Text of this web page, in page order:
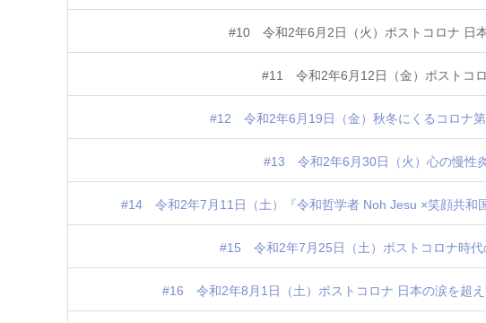
#10 令和2年6月2日（火）ポストコロナ 日
#11 令和2年6月12日（金）ポストコ
#12 令和2年6月19日（金）秋冬にくるコロナ
#13 令和2年6月30日（火）心の慢性
#14 令和2年7月11日（土）『令和哲学者 Noh Jesu ×笑顔共和
#15 令和2年7月25日（土）ポストコロナ時代
#16 令和2年8月1日（土）ポストコロナ 日本の涙を超